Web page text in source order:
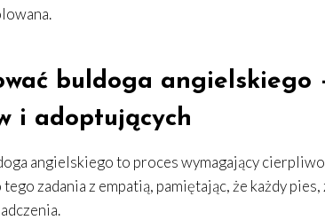
buldoga angielskiego
i adoptujących
angielskiego to proces wymagający
zadania z empatią, pamiętając, że każdy